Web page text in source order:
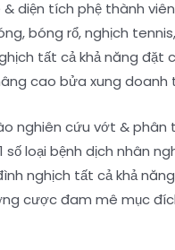
diện tích phệ thành
bóng rổ, nghịch
tất cả khả năng
cao bửa xung doanh
nghiên cứu vớt &
loại bệnh dịch nhân
nghịch tất cả khả
cược đam mê mục